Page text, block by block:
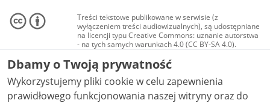
Treści tekstowe publikowane w serwisie (z
wyłączeniem treści audiowizualnych), są udostępniane
na licencji typu Creative Commons: uznanie autorstwa
- na tych samych warunkach 4.0 (CC BY-SA 4.0).
Materiały audiowizualne, w tym zdjęcia, materiały
audio i wideo, są udostępniane na licencji typu
Creative Commons: uznanie autorstwa użycie
niekomercyjne - bez utworów zależnych 4.0 (CC BY-
NC-ND 4.0), o ile nie jest to stwierdzone inaczej.
Dbamy o Twoją prywatność
Wykorzystujemy pliki cookie w celu zapewnienia
prawidłowego funkcjonowania naszej witryny oraz do